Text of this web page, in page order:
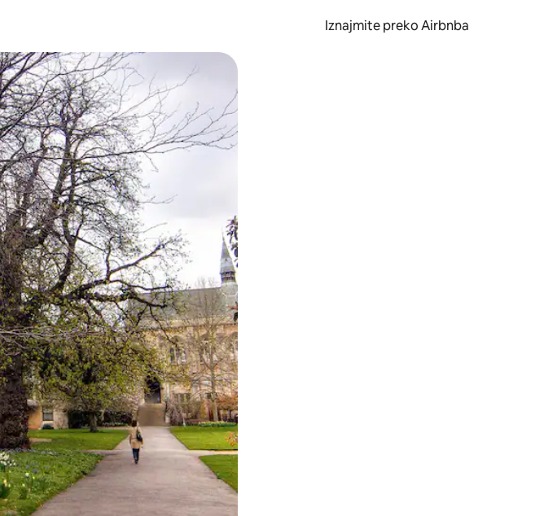
Iznajmite preko Airbnba
i prema dolje, kao i dodirom ili prelaskom prstom po zaslonu.